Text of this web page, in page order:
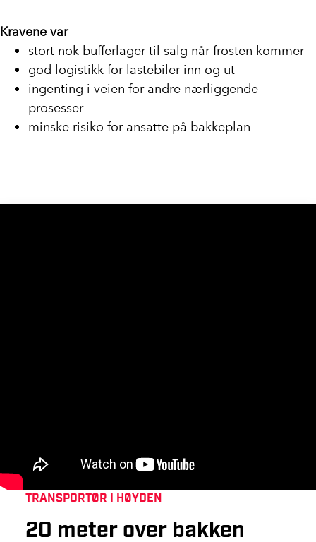
Kravene var
stort nok bufferlager til salg når frosten kommer
god logistikk for lastebiler inn og ut
ingenting i veien for andre nærliggende
prosesser
minske risiko for ansatte på bakkeplan
TRANSPORTØR I HØYDEN
20 meter over bakken